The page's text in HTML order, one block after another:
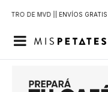
DE MVD | | ENVÍOS GRATIS
